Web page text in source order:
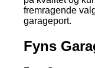
fremragende
garageport.
Fyns